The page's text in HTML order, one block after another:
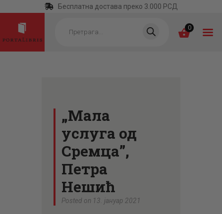
Бесплатна достава преко 3.000 РСД
search 0
НАЈПРОДАВАНИЈЕ
НОВЕ КЊИГЕ
ОТРГНУТО ОД
ЗАБОРАВА
АУТОРИ
АКТУЕЛНОСТИ
„Мала
услуга од
Сремца”,
Петра
Нешић
Posted on 13. јануар 2021